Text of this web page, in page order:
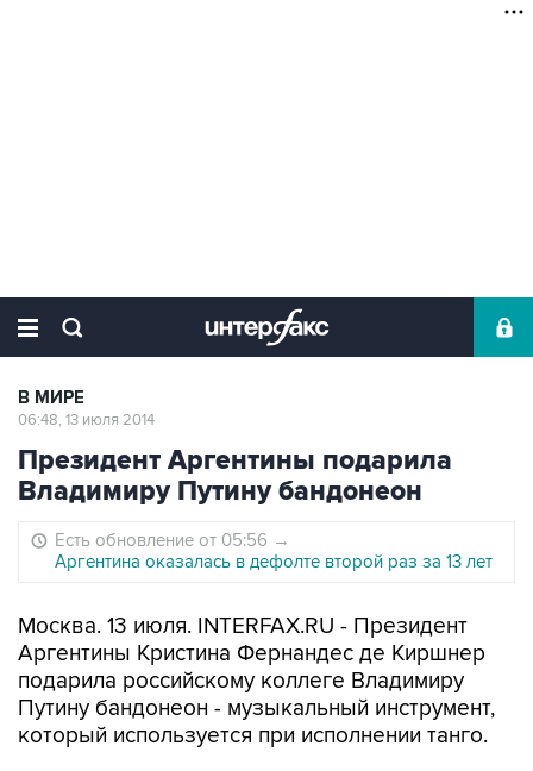
В МИРЕ
06:48, 13 июля 2014
Президент Аргентины подарила
Владимиру Путину бандонеон
Есть обновление от 05:56 →
Аргентина оказалась в дефолте второй раз за 13 лет
Москва. 13 июля. INTERFAX.RU - Президент
Аргентины Кристина Фернандес де Киршнер
подарила российскому коллеге Владимиру
Путину бандонеон - музыкальный инструмент,
который используется при исполнении танго.